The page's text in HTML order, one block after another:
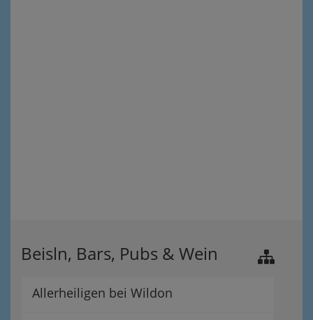
Beisln, Bars, Pubs & Wein
Allerheiligen bei Wildon